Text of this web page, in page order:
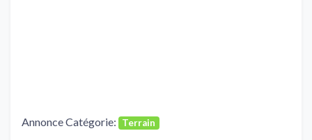
Annonce Catégorie: Terrain